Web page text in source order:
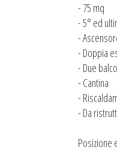
- 75 mq
- 5° ed
-
- Doppia
- Due
- Cantina
-
- Da
Posizione